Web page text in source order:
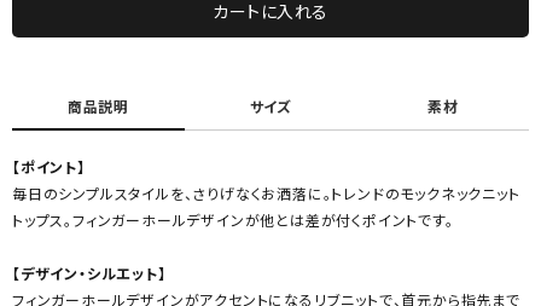
カートに入れる
商品説明 サイズ 素材
【ポイント】
毎日のシンプルスタイルを、さりげなくお洒落に。トレンドのモックネックニット
トップス。フィンガーホールデザインが他とは差が付くポイントです。
【デザイン・シルエット】
フィンガーホールデザインがアクセントになるリブニットで、首元から指先まで